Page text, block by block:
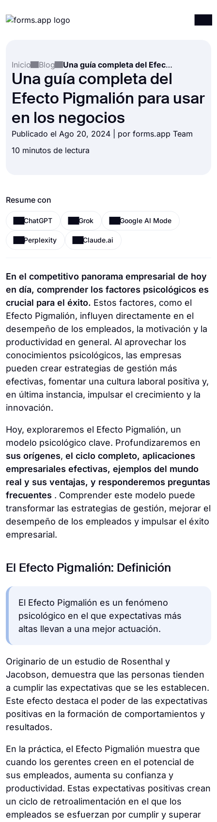
Integraciones
Plantillas
Recursos
Precios
Inicio
Blog Una guía completa del Efecto Pigmalión para usar en los negocios
Una guía completa del
Efecto Pigmalión para usar
en los negocios
Publicado el Ago 20, 2024 | por forms.app Team
10 minutos de lectura
Resume con
ChatGPT Grok Google AI Mode
Perplexity Claude.ai
En el competitivo panorama empresarial de hoy
en día, comprender los factores psicológicos es
crucial para el éxito. Estos factores, como el
Efecto Pigmalión, influyen directamente en el
desempeño de los empleados, la motivación y la
productividad en general. Al aprovechar los
conocimientos psicológicos, las empresas
pueden crear estrategias de gestión más
efectivas, fomentar una cultura laboral positiva y,
en última instancia, impulsar el crecimiento y la
innovación.
Hoy, exploraremos el Efecto Pigmalión, un
modelo psicológico clave. Profundizaremos en
sus orígenes, el ciclo completo, aplicaciones
empresariales efectivas, ejemplos del mundo
real y sus ventajas, y responderemos preguntas
frecuentes . Comprender este modelo puede
transformar las estrategias de gestión, mejorar el
desempeño de los empleados y impulsar el éxito
empresarial.
El Efecto Pigmalión: Definición
El Efecto Pigmalión es un fenómeno
psicológico en el que expectativas más
altas llevan a una mejor actuación.
Originario de un estudio de Rosenthal y
Jacobson, demuestra que las personas tienden
a cumplir las expectativas que se les establecen.
Este efecto destaca el poder de las expectativas
positivas en la formación de comportamientos y
resultados.
En la práctica, el Efecto Pigmalión muestra que
cuando los gerentes creen en el potencial de
sus empleados, aumenta su confianza y
productividad. Estas expectativas positivas crean
un ciclo de retroalimentación en el que los
empleados se esfuerzan por cumplir y superar